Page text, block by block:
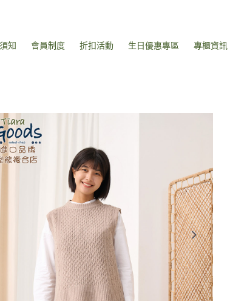
知 會員制度 折扣活動 生日優惠專區 專櫃資訊